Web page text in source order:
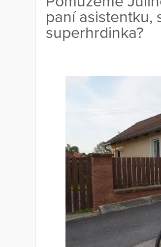
paní asistentku,
superhrdinka?